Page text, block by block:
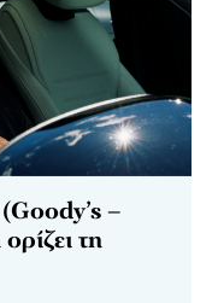
–
τη